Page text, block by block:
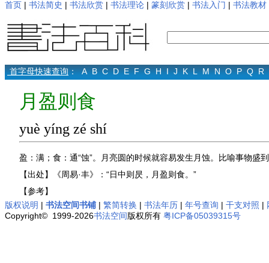
首页 | 书法简史 | 书法欣赏 | 书法理论 | 篆刻欣赏 | 书法入门 | 书法教材
首字母快速查询： A B C D E F G H I J K L M N O P Q R
月盈则食
yuè yíng zé shí
盈：满；食：通“蚀”。月亮圆的时候就容易发生月蚀。比喻事物盛
【出处】《周易·丰》：“日中则昃，月盈则食。”
【参考】
版权说明 | 书法空间书铺 | 繁简转换 | 书法年历 | 年号查询 | 干支对照 |
Copyright© 1999-2026书法空间版权所有 粤ICP备05039315号